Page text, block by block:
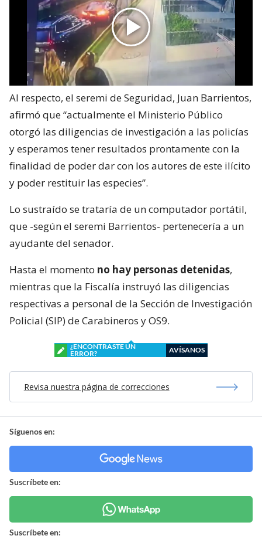
Al respecto, el seremi de Seguridad, Juan Barrientos,
afirmó que “actualmente el Ministerio Público
otorgó las diligencias de investigación a las policías
y esperamos tener resultados prontamente con la
finalidad de poder dar con los autores de este ilícito
y poder restituir las especies”.
Lo sustraído se trataría de un computador portátil,
que -según el seremi Barrientos- pertenecería a un
ayudante del senador.
Hasta el momento no hay personas detenidas,
mientras que la Fiscalía instruyó las diligencias
respectivas a personal de la Sección de Investigación
Policial (SIP) de Carabineros y OS9.
¿ENCONTRASTE UN
ERROR?
AVÍSANOS
Revisa nuestra página de correcciones
Síguenos en:
Suscríbete en:
Suscríbete en: